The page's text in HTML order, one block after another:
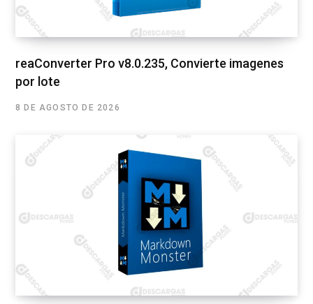
reaConverter Pro v8.0.235, Convierte imagenes
por lote
8 DE AGOSTO DE 2026